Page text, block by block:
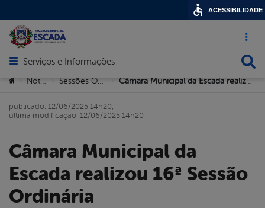
Acesso
Abrir menu principal de navegação
Serviços e Informações
Você está aqui:
> Notícias > Sessões Ordinárias > Câmara Municipal da Escada realizou 16ª Sessão Ordinária
Câmara Municipal da
Escada realizou 16ª Sessão
Ordinária
publicado: 12/06/2025 14h20,
última modificação: 12/06/2025 14h20
ACESSIBILIDADE